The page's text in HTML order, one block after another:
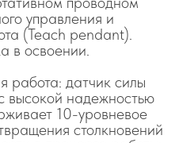
управления и
(Teach pendant).
в освоении.
работа: датчик силы
высокой надежностью
10-уровневое
столкновений